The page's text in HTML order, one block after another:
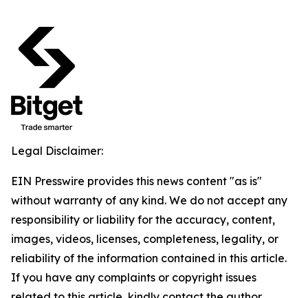
Legal Disclaimer:
EIN Presswire provides this news content "as is"
without warranty of any kind. We do not accept any
responsibility or liability for the accuracy, content,
images, videos, licenses, completeness, legality, or
reliability of the information contained in this article.
If you have any complaints or copyright issues